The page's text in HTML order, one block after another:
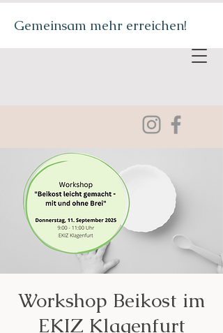
Gemeinsam mehr erreichen!
Workshop Beikost im
EKIZ Klagenfurt